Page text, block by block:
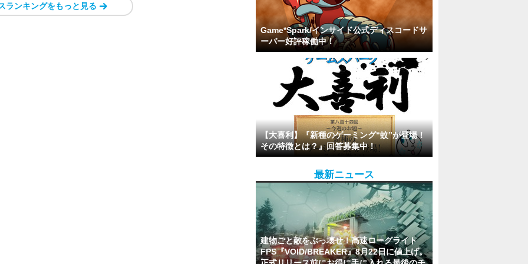
ランキングをもっと見る
Game*Spark/インサイド公式ディスコードサ
ーバー好評稼働中！
【大喜利】『新種のゲーミング“蚊”が登場！
その特徴とは？』回答募集中！
最新ニュース
建物ごと敵をぶっ壊せ！高速ローグライト
FPS『VOID/BREAKER』8月22日に値上げ。